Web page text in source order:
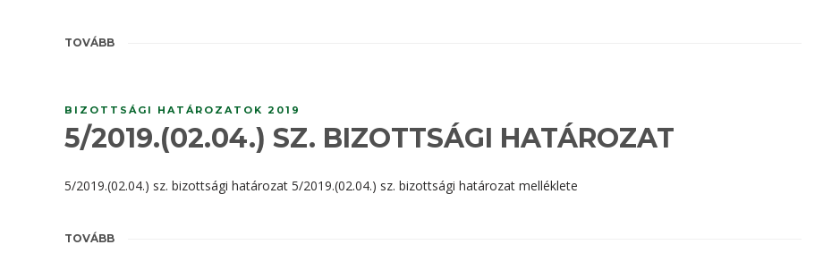
TOVÁBB
BIZOTTSÁGI HATÁROZATOK 2019
5/2019.(02.04.) SZ. BIZOTTSÁGI HATÁROZAT
5/2019.(02.04.) sz. bizottsági határozat 5/2019.(02.04.) sz. bizottsági határozat melléklete
TOVÁBB